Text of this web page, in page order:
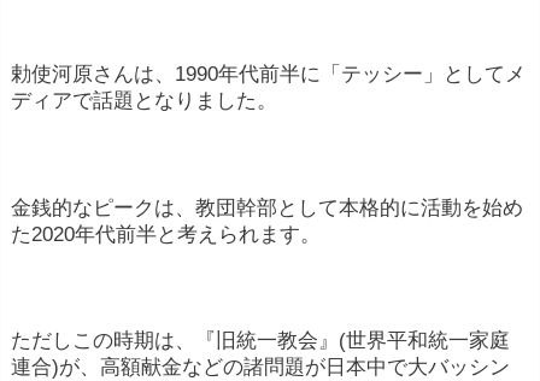
勅使河原さんは、1990年代前半に「テッシー」としてメ
ディアで話題となりました。
金銭的なピークは、教団幹部として本格的に活動を始め
た2020年代前半と考えられます。
ただしこの時期は、『旧統一教会』(世界平和統一家庭
連合)が、高額献金などの諸問題が日本中で大バッシン